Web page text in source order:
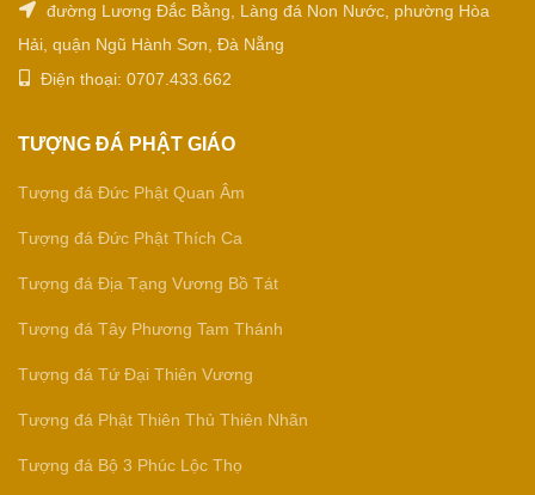
đường Lương Đắc Bằng, Làng đá Non Nước, phường Hòa
Hải, quận Ngũ Hành Sơn, Đà Nẵng
Điện thoại: 0707.433.662
TƯỢNG ĐÁ PHẬT GIÁO
Tượng đá Đức Phật Quan Âm
Tượng đá Đức Phật Thích Ca
Tượng đá Địa Tạng Vương Bồ Tát
Tượng đá Tây Phương Tam Thánh
Tượng đá Tứ Đại Thiên Vương
Tượng đá Phật Thiên Thủ Thiên Nhãn
Tượng đá Bộ 3 Phúc Lộc Thọ